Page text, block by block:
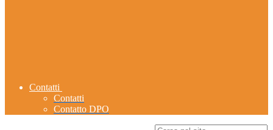
Contatti
Contatti
Contatto DPO